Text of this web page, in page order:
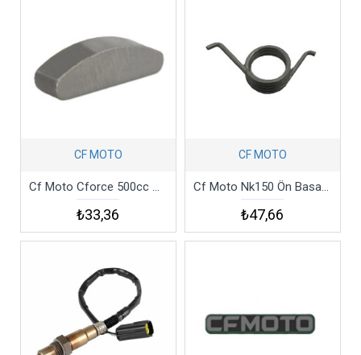
CF MOTO
Cf Moto Cforce 500cc Atv Krank Yarım Ay Kama
₺33,36
CF MOTO
Cf Moto Nk150 Ön Basamak Yayı
₺47,66